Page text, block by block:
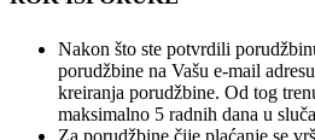
Nakon što ste potvrdili
porudžbine na Vašu e-mail
kreiranja porudžbine. Od tog
maksimalno 5 radnih dana u
Za porudžbine čije plaćanje se